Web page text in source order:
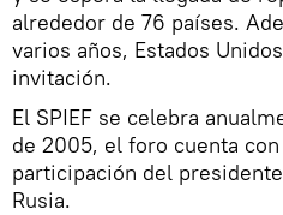
alrededor de 76 países.
varios años, Estados
invitación.
El SPIEF se celebra
de 2005, el foro cuenta
participación del
Rusia.